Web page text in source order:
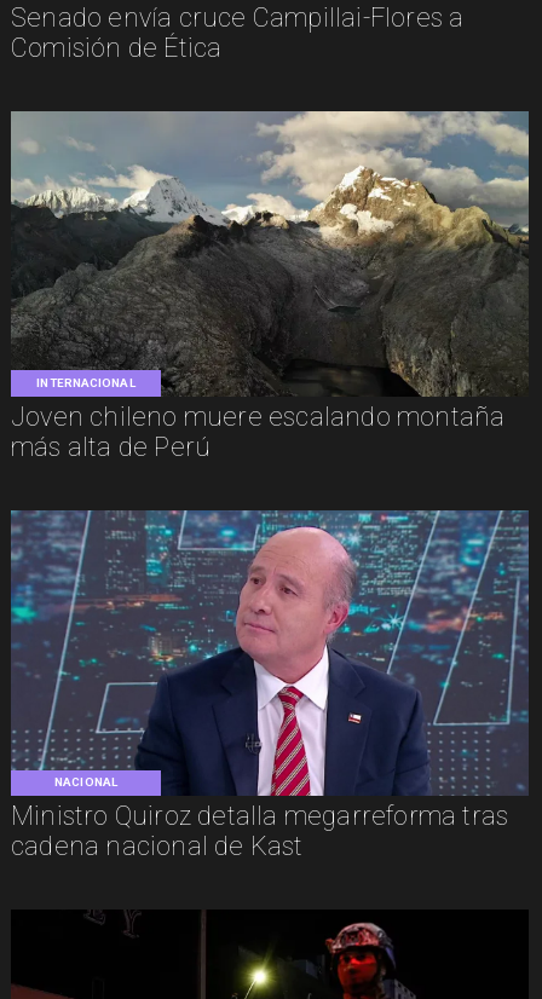
Senado envía cruce Campillai-Flores a
Comisión de Ética
INTERNACIONAL
Joven chileno muere escalando montaña
más alta de Perú
NACIONAL
Ministro Quiroz detalla megarreforma tras
cadena nacional de Kast